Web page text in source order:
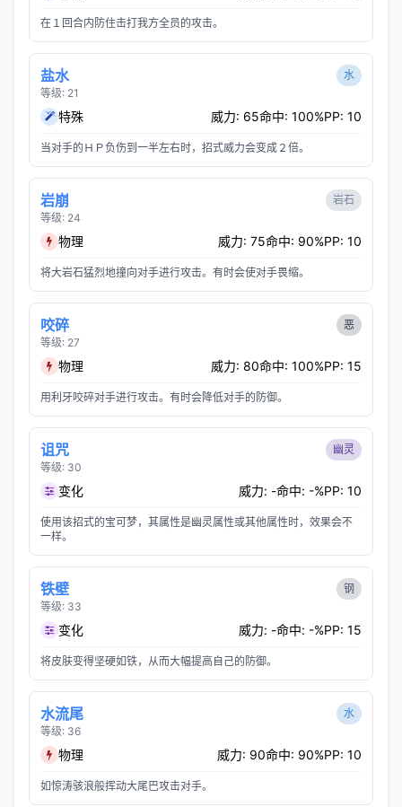
在１回合内防住击打我方全员的攻击。
盐水
等级: 21
水
特殊 威力: 65命中: 100%PP: 10
当对手的ＨＰ负伤到一半左右时，招式威力会变成２倍。
岩崩
等级: 24
岩石
物理 威力: 75命中: 90%PP: 10
将大岩石猛烈地撞向对手进行攻击。有时会使对手畏缩。
咬碎
等级: 27
恶
物理 威力: 80命中: 100%PP: 15
用利牙咬碎对手进行攻击。有时会降低对手的防御。
诅咒
等级: 30
幽灵
变化 威力: -命中: -%PP: 10
使用该招式的宝可梦，其属性是幽灵属性或其他属性时，效果会不
一样。
铁壁
等级: 33
钢
变化 威力: -命中: -%PP: 15
将皮肤变得坚硬如铁，从而大幅提高自己的防御。
水流尾
等级: 36
水
物理 威力: 90命中: 90%PP: 10
如惊涛骇浪般挥动大尾巴攻击对手。